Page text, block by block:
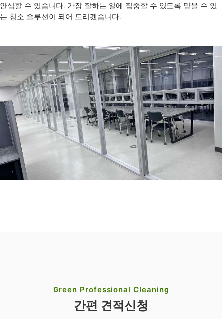
안심할 수 있습니다. 가장 잘하는 일에 집중할 수 있도록 믿을 수 있
는 청소 솔루션이 되어 드리겠습니다.
Green Professional Cleaning
간편 견적신청